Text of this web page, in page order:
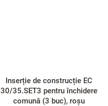
Inserție de construcție EC
30/35.SET3 pentru închidere
comună (3 buc), roșu